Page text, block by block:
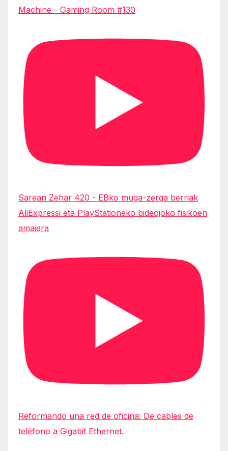
Machine - Gaming Room #130
Sarean Zehar 420 - EBko muga-zerga berriak
AliExpressi eta PlayStationeko bideojoko fisikoen
amaiera
Reformando una red de oficina: De cables de
teléfono a Gigabit Ethernet.